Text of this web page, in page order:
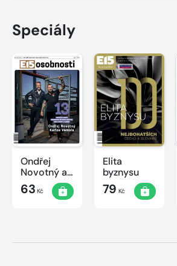
Speciály
Ondřej
Novotný a
Karlos
Vémola
63 Kč
Elita
byznysu
79 Kč